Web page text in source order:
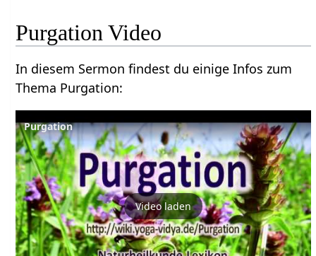
Purgation Video
In diesem Sermon findest du einige Infos zum
Thema Purgation:
Purgation
Video laden